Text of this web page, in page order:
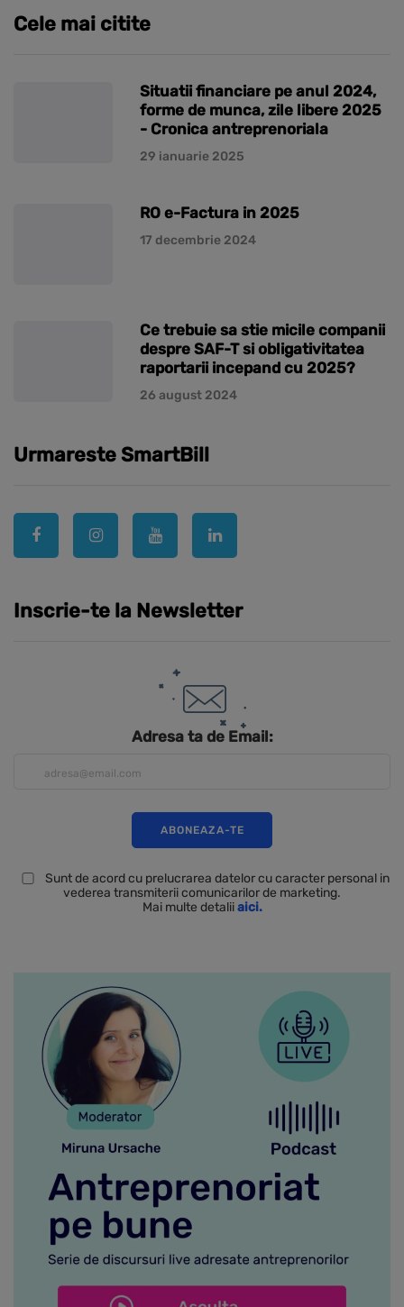
Cele mai citite
Situatii financiare pe anul 2024,
forme de munca, zile libere 2025
- Cronica antreprenoriala
29 ianuarie 2025
RO e-Factura in 2025
17 decembrie 2024
Ce trebuie sa stie micile companii
despre SAF-T si obligativitatea
raportarii incepand cu 2025?
26 august 2024
Urmareste SmartBill
Inscrie-te la Newsletter
Adresa ta de Email:
Sunt de acord cu prelucrarea datelor cu caracter personal in
vederea transmiterii comunicarilor de marketing.
Mai multe detaliiaici.